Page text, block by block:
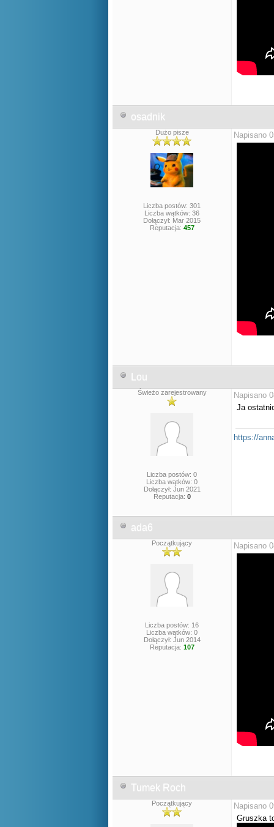
osadnik
Dużo pisze
Liczba postów: 301
Liczba wątków: 36
Dołączył: Mar 2015
Reputacja: 457
Napisano
Lou
Świeżo zarejestrowany
Liczba postów: 0
Liczba wątków: 0
Dołączył: Jun 2021
Reputacja: 0
Napisano
Ja
https://
ada6
Początkujący
Liczba postów: 16
Liczba wątków: 0
Dołączył: Jun 2014
Reputacja: 107
Napisano
Tumek Roch
Początkujący
Napisano
Gruszka